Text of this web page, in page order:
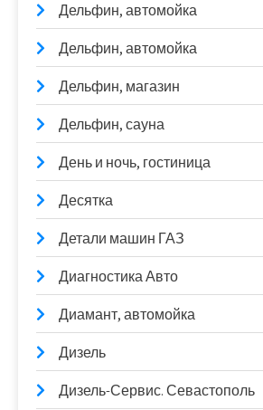
Дельфин, автомойка
Дельфин, автомойка
Дельфин, магазин
Дельфин, сауна
День и ночь, гостиница
Десятка
Детали машин ГАЗ
Диагностика Авто
Диамант, автомойка
Дизель
Дизель-Сервис. Севастополь